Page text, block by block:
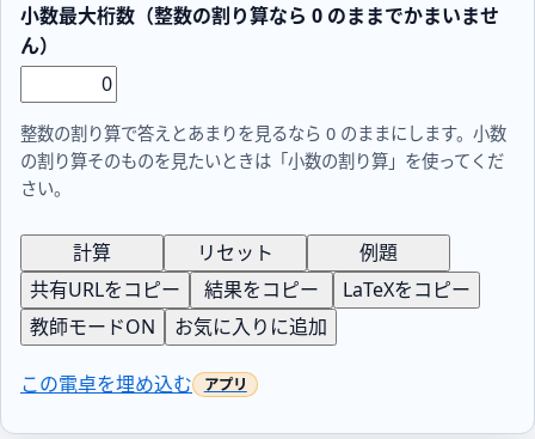
小数最大桁数（整数の割り算なら 0 のままでかまいませ
ん）
整数の割り算で答えとあまりを見るなら 0 のままにします。小数
の割り算そのものを見たいときは「小数の割り算」を使ってくだ
さい。
計算 リセット
例題
共有URLをコピー
結果をコピー
LaTeXをコピー
教師モードON
お気に入りに追加
この電卓を埋め込む